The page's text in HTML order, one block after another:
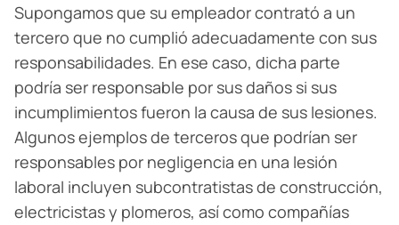
Supongamos que su empleador contrató a un
tercero que no cumplió adecuadamente con sus
responsabilidades. En ese caso, dicha parte
podría ser responsable por sus daños si sus
incumplimientos fueron la causa de sus lesiones.
Algunos ejemplos de terceros que podrían ser
responsables por negligencia en una lesión
laboral incluyen subcontratistas de construcción,
electricistas y plomeros, así como compañías